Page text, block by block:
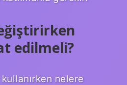
edilmeli?
nelere